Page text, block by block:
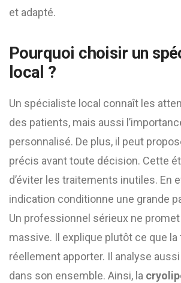
et adapté.
Pourquoi choisir un
local ?
Un spécialiste local connaît les
des patients, mais aussi
personnalisé. De plus, il peut
précis avant toute décision. Cette
d’éviter les traitements inutiles. En
indication conditionne une grande
Un professionnel sérieux ne
massive. Il explique plutôt ce que
réellement apporter. Il analyse
dans son ensemble. Ainsi, la